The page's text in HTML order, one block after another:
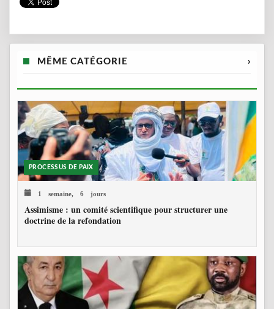
MÊME CATÉGORIE ›
PROCESSUS DE PAIX
1 semaine, 6 jours
Assimisme : un comité scientifique pour structurer une
doctrine de la refondation